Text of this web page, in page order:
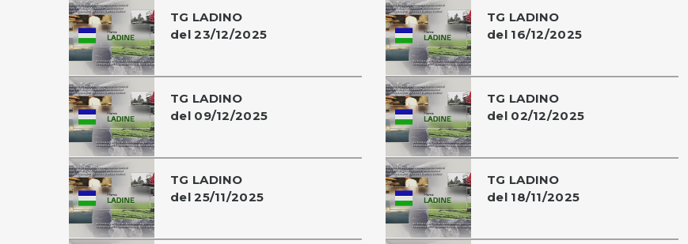
TG LADINO
del 23/12/2025
TG LADINO
del 16/12/2025
TG LADINO
del 09/12/2025
TG LADINO
del 02/12/2025
TG LADINO
del 25/11/2025
TG LADINO
del 18/11/2025